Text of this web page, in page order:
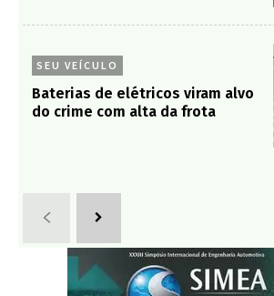
SEU VEÍCULO
Baterias de elétricos viram alvo
do crime com alta da frota